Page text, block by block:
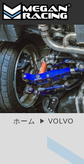
ホーム VOLVO